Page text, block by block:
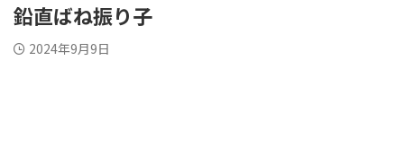
鉛直ばね振り子
2024年9月9日